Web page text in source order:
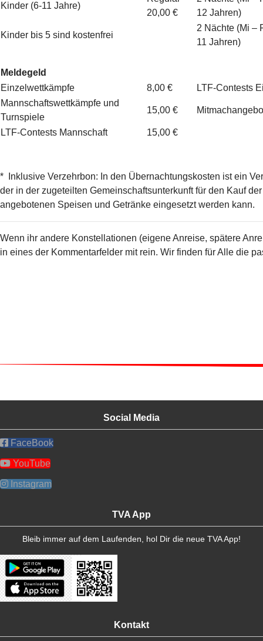
Kinder (6-11 Jahre)
20,00 €
12 Jahren)
Kinder bis 5 sind kostenfrei
2 Nächte (Mi –
11 Jahren)
Meldegeld
Einzelwettkämpfe
8,00 €
LTF-Contests
Mannschaftswettkämpfe und
Turnspiele
15,00 €
LTF-Contests Mannschaft 15,00 €
* Inklusive Verzehrbon: In den Übernachtungskosten ist ein
der in der zugeteilten Gemeinschaftsunterkunft für den Kauf
angebotenen Speisen und Getränke eingesetzt werden kann.
Wenn ihr andere Konstellationen (eigene Anreise, spätere
in eines der Kommentarfelder mit rein. Wir finden für Alle die
Social Media
FaceBook
YouTube
Instagram
TVA App
Bleib immer auf dem Laufenden, hol Dir die neue TVA App!
Kontakt